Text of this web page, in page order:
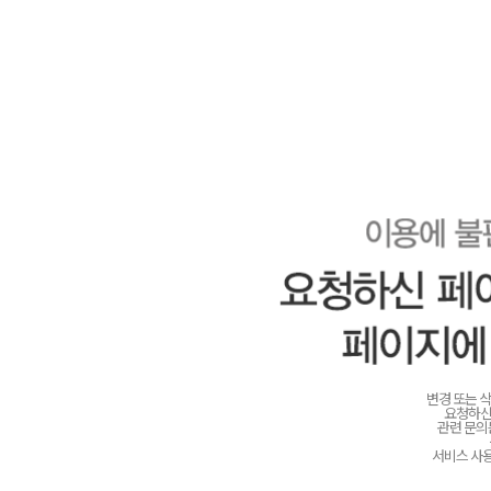
변경 또는
요청하
관련 문
서비스 사